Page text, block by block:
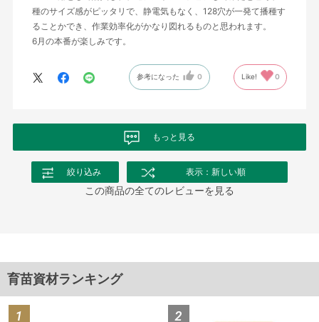
種のサイズ感がピッタリで、静電気もなく、128穴が一発て播種す
ることかでき、作業効率化がかなり図れるものと思われます。
6月の本番が楽しみです。
参考になった 0 Like! 0
もっと見る
絞り込み 表示：新しい順
この商品の全てのレビューを見る
育苗資材ランキング